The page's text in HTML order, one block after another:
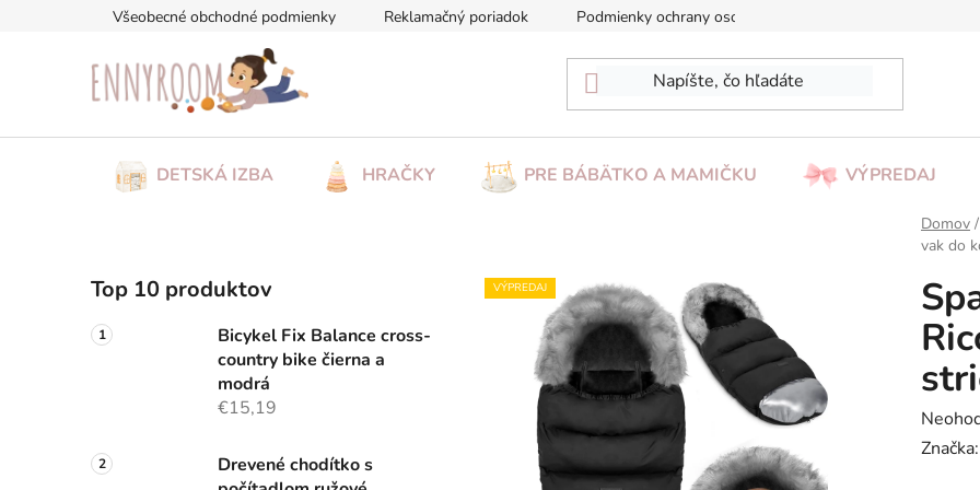
Všeobecné obchodné podmienky Reklamačný poriadok Podmienky ochrany osobných údajov
DETSKÁ IZBA HRAČKY PRE BÁBÄTKO A MAMIČKU VÝPREDAJ
Domov /
vak do
o
č
n
n
Top 10 produktov
Bicykel Fix Balance cross-
country bike čierna a
modrá
€15,19
Drevené chodítko s
VÝPREDAJ